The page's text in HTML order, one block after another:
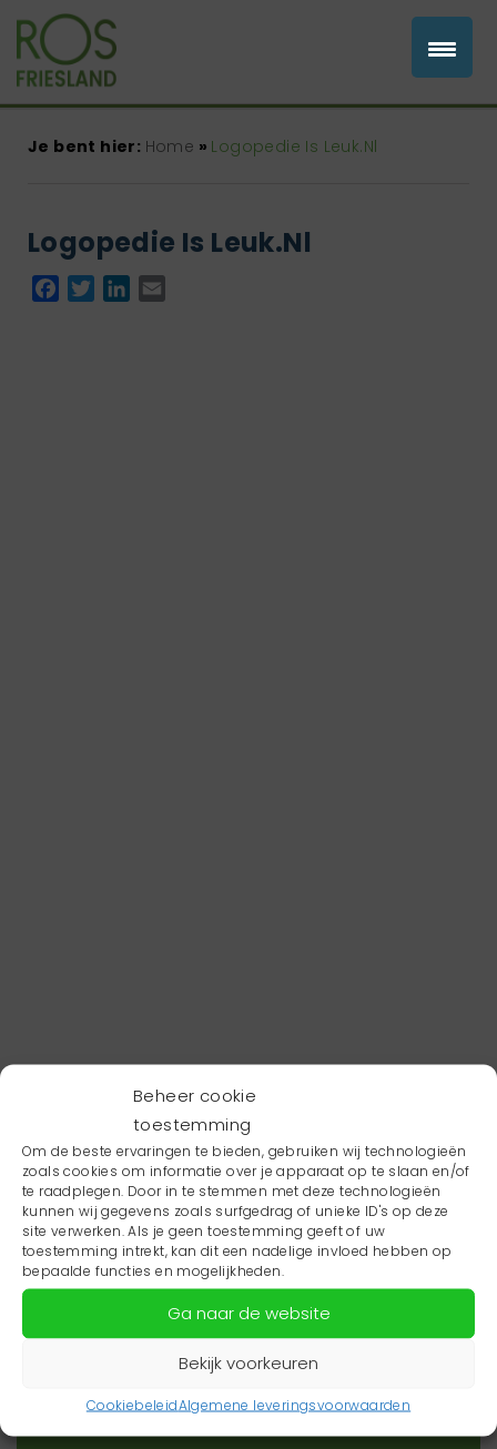
Beheer cookie
toestemming
Om de beste ervaringen te bieden, gebruiken wij technologieën
zoals cookies om informatie over je apparaat op te slaan en/of
te raadplegen. Door in te stemmen met deze technologieën
kunnen wij gegevens zoals surfgedrag of unieke ID's op deze
site verwerken. Als je geen toestemming geeft of uw
toestemming intrekt, kan dit een nadelige invloed hebben op
bepaalde functies en mogelijkheden.
Ga naar de website
Bekijk voorkeuren
CookiebeleidAlgemene leveringsvoorwaarden
Je bent hier: Home » Logopedie Is Leuk.Nl
Logopedie Is Leuk.Nl
Facebook
TwitterLinkedIn
Wil je niets missen?
Wil je op de hoogte blijven van het laatste
zorgnieuws in jouw regio? Schrijf je dan in voor
onze nieuwsbrief.